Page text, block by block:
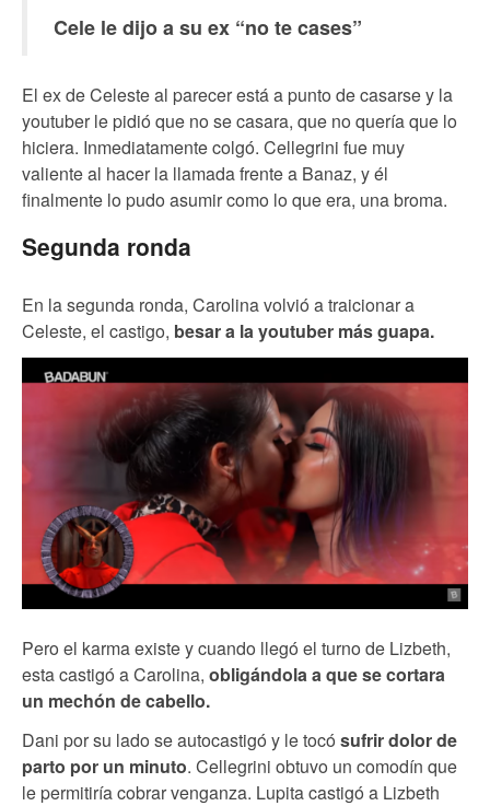
Cele le dijo a su ex “no te cases”
El ex de Celeste al parecer está a punto de casarse y la
youtuber le pidió que no se casara, que no quería que lo
hiciera. Inmediatamente colgó. Cellegrini fue muy
valiente al hacer la llamada frente a Banaz, y él
finalmente lo pudo asumir como lo que era, una broma.
Segunda ronda
En la segunda ronda, Carolina volvió a traicionar a
Celeste, el castigo, besar a la youtuber más guapa.
Pero el karma existe y cuando llegó el turno de Lizbeth,
esta castigó a Carolina, obligándola a que se cortara
un mechón de cabello.
Dani por su lado se autocastigó y le tocó sufrir dolor de
parto por un minuto. Cellegrini obtuvo un comodín que
le permitiría cobrar venganza. Lupita castigó a Lizbeth